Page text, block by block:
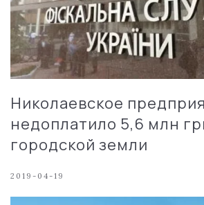
Николаевское
недоплатило 5,6 млн
городской земли
2019-04-19